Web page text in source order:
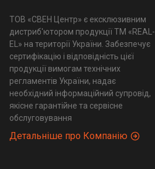
ТОВ «СВЕН Центр» є ексклюзивним
дистриб'ютором продукції ТМ «REAL-
EL» на території України. Забезпечує
сертифікацію і відповідність цієї
продукції вимогам технічних
регламентів України, надає
необхідний інформаційний супровід,
якісне гарантійне та сервісне
обслуговування
Детальніше про Компанію